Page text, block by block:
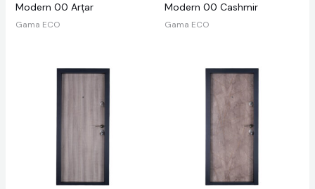
Modern 00 Arțar
Gama ECO
Modern 00 Cashmir
Gama ECO